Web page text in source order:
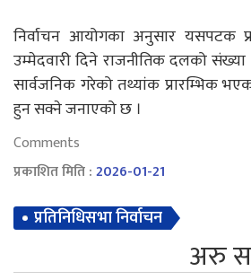
निर्वाचन आयोगका अनुसार यसपटक
उम्मेदवारी दिने राजनीतिक दलको
सार्वजनिक गरेको तथ्यांक प्रारम्भिक
हुन सक्ने जनाएको छ ।
Comments
प्रकाशित मिति :2026-01-21
प्रतिनिधिसभा निर्वाचन
अरु